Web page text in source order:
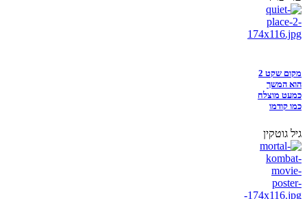
מקום שקט 2
הוא המשך
כמעט מוצלח
כמו קודמו
גיל גוטקין